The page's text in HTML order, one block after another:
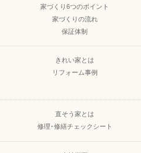
家づくり6つのポイント
家づくりの流れ
保証体制
きれい家とは
リフォーム事例
直そう家とは
修理･修繕チェックシート